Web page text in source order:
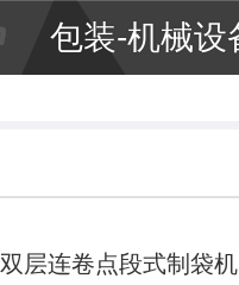
包装-机械设
双层连卷点段式制袋机